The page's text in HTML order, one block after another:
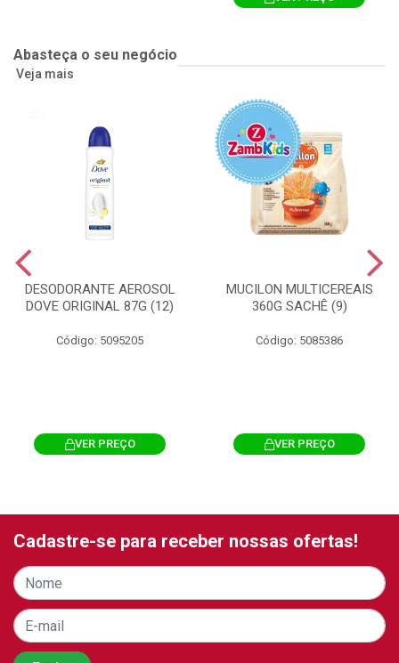
Abasteça o seu negócio
Veja mais
DESODORANTE AEROSOL
DOVE ORIGINAL 87G (12)
Código: 5095205
VER PREÇO
MUCILON MULTICEREAIS
360G SACHÊ (9)
Código: 5085386
VER PREÇO
Cadastre-se para receber nossas ofertas!